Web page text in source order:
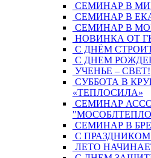
СЕМИНАР В
СЕМИНАР В
СЕМИНАР В
НОВИНКА ОТ
С ДНЁМ
С ДНЕМ
УЧЕНЬЕ – СВЕТ!
СУББОТА В
«ТЕПЛОСИЛА»
СЕМИНАР
СЕМИНАР В
С
ЛЕТО